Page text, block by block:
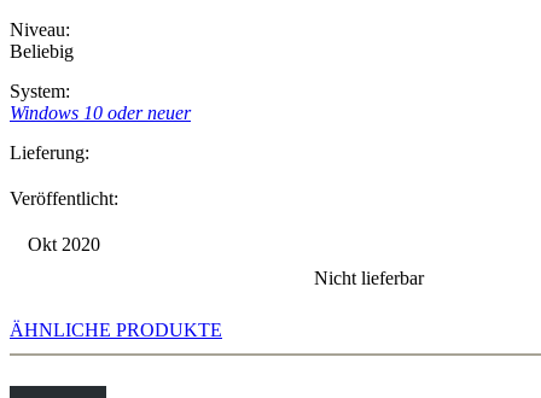
Niveau:
Beliebig
System:
Windows 10 oder neuer
Lieferung:
Veröffentlicht:
Okt 2020
Nicht lieferbar
ÄHNLICHE PRODUKTE